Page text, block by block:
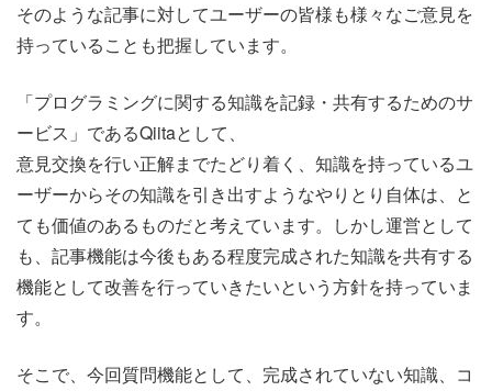
そのような記事に対してユーザーの皆様も様々なご意見を
持っていることも把握しています。
「プログラミングに関する知識を記録・共有するためのサ
ービス」であるQiitaとして、
意見交換を行い正解までたどり着く、知識を持っているユ
ーザーからその知識を引き出すようなやりとり自体は、と
ても価値のあるものだと考えています。しかし運営として
も、記事機能は今後もある程度完成された知識を共有する
機能として改善を行っていきたいという方針を持っていま
す。
そこで、今回質問機能として、完成されていない知識、コ